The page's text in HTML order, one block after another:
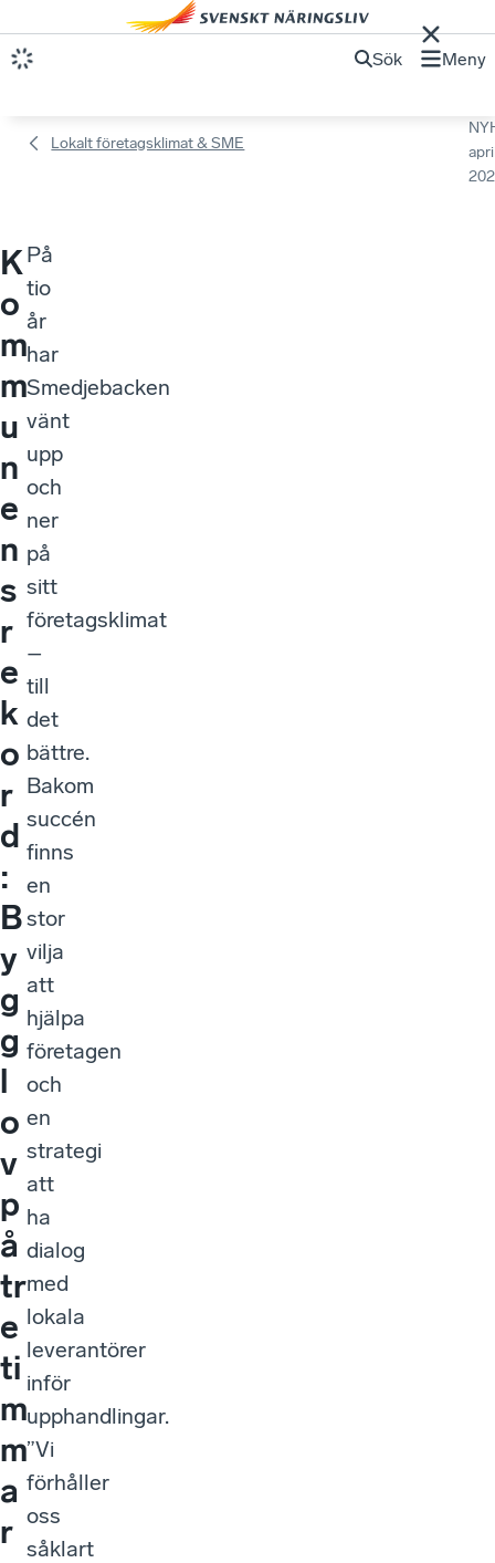
Sök Meny
Lokalt företagsklimat & SME
K
o
m
m
u
n
e
n
s
r
e
k
o
r
d
:
B
y
g
g
l
o
v
p
å
tr
e
ti
m
m
a
r
På
tio
år
har
Smedjebacken
vänt
upp
och
ner
på
sitt
företagsklimat
–
till
det
bättre.
Bakom
succén
finns
en
stor
vilja
att
hjälpa
företagen
och
en
strategi
att
ha
dialog
med
lokala
leverantörer
inför
upphandlingar.
”Vi
förhåller
oss
såklart